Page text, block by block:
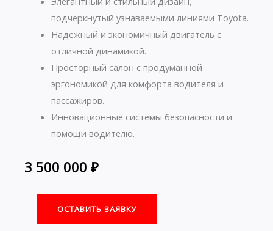
подчеркнутый узнаваемыми линиями Toyota.
Надежный и экономичный двигатель с
отличной динамикой.
Просторный салон с продуманной
эргономикой для комфорта водителя и
пассажиров.
Инновационные системы безопасности и
помощи водителю.
3 500 000 ₽
ОСТАВИТЬ ЗАЯВКУ